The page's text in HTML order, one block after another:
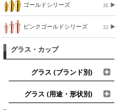
ゴールドシリーズ 36
ピンクゴールドシリーズ 32
グラス・カップ
グラス (ブランド別)
グラス (用途・形状別)